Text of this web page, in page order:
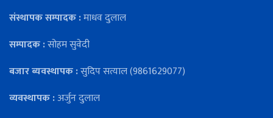
संस्थापक सम्पादक :माधव दुलाल
सम्पादक :सोहम सुवेदी
बजार ब्यवस्थापक :सुदिप सत्याल (9861629077)
व्यवस्थापक :अर्जुन दुलाल